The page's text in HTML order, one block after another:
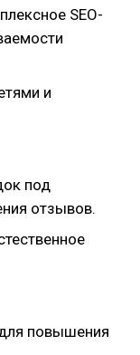
SEO-
и
под
отзывов.
повышения